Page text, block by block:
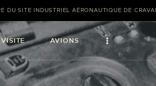
DU SITE INDUSTRIEL AÉRONAUTIQUE DE
VISITE AVIONS